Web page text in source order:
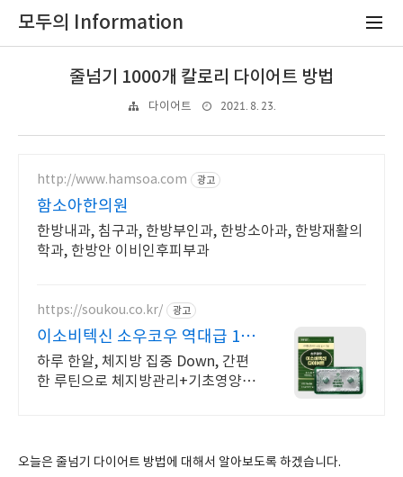
모두의 Information
줄넘기 1000개 칼로리 다이어트 방법
다이어트 2021. 8. 23.
http://www.hamsoa.com 광고
함소아한의원
한방내과, 침구과, 한방부인과, 한방소아과, 한방재활의
학과, 한방안 이비인후피부과
https://soukou.co.kr/ 광고
이소비텍신 소우코우 역대급 1+
1 특가
하루 한알, 체지방 집중 Down, 간편
한 루틴으로 체지방관리+기초영양대
오늘은 줄넘기 다이어트 방법에 대해서 알아보도록 하겠습니다.